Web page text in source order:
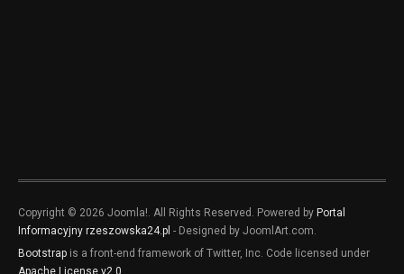
Copyright © 2026 Joomla!. All Rights Reserved. Powered by Portal
Informacyjny rzeszowska24.pl - Designed by JoomlArt.com.
Bootstrap is a front-end framework of Twitter, Inc. Code licensed under
Apache License v2.0